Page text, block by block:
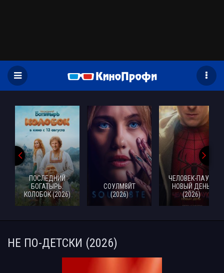
ПОСЛЕДНИЙ
БОГАТЫРЬ.
КОЛОБОК (2026)
СОУЛМ8ЙТ
(2026)
ЧЕЛОВЕК-ПАУК:
НОВЫЙ ДЕНЬ
(2026)
НЕ ПО-ДЕТСКИ (2026)